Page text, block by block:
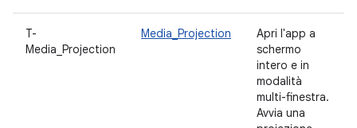
T-
Media_Projection
Media_Projection
Apri l'app a
schermo
intero e in
modalità
multi-finestra.
Avvia una